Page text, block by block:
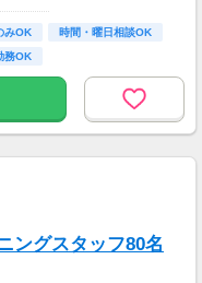
みOK
時間・曜日相談OK
務OK
ングスタッフ80名